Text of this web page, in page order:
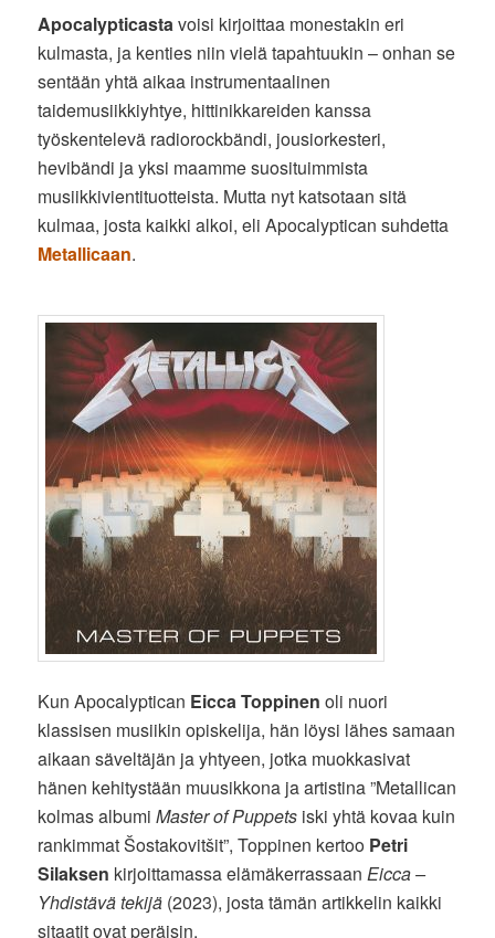
Apocalypticasta voisi kirjoittaa monestakin eri
kulmasta, ja kenties niin vielä tapahtuukin – onhan se
sentään yhtä aikaa instrumentaalinen
taidemusiikkiyhtye, hittinikkareiden kanssa
työskentelevä radiorockbändi, jousiorkesteri,
hevibändi ja yksi maamme suosituimmista
musiikkivientituotteista. Mutta nyt katsotaan sitä
kulmaa, josta kaikki alkoi, eli Apocalyptican suhdetta
Metallicaan.
Kun Apocalyptican Eicca Toppinen oli nuori
klassisen musiikin opiskelija, hän löysi lähes samaan
aikaan säveltäjän ja yhtyeen, jotka muokkasivat
hänen kehitystään muusikkona ja artistina ”Metallican
kolmas albumiMaster of Puppets iski yhtä kovaa kuin
rankimmat Šostakovitšit”, Toppinen kertoo Petri
Silaksen kirjoittamassa elämäkerrassaan Eicca –
Yhdistävä tekijä (2023), josta tämän artikkelin kaikki
sitaatit ovat peräisin.